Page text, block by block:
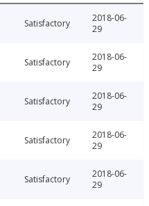
Satisfactory
2018-06-
29
Satisfactory
2018-06-
29
Satisfactory
2018-06-
29
Satisfactory
2018-06-
29
Satisfactory
2018-06-
29